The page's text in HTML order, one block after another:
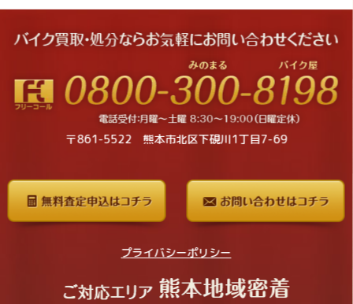
〒861-5522 熊本市北区下硯川1丁目7-69
プライバシーポリシー